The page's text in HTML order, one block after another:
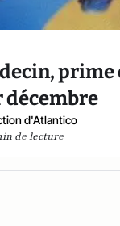
prime
décembre
d'Atlantico
de lecture